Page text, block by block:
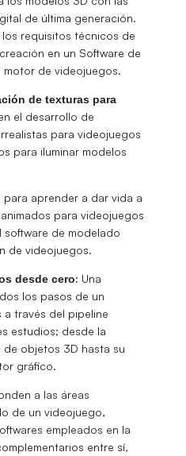
de última generación.
requisitos técnicos de
en un Software de
motor de videojuegos.
de texturas para
el desarrollo de
para videojuegos
para iluminar modelos
para aprender a dar vida a
para videojuegos
software de modelado
de videojuegos.
desde cero: Una
los pasos de un
través del pipeline
estudios; desde la
objetos 3D hasta su
gráfico.
a las áreas
de un videojuego,
empleados en la
entre sí,